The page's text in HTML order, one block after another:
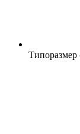
Типоразмер